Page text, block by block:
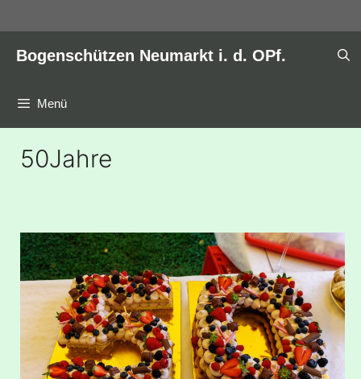
Inhalt
springen
Bogenschützen Neumarkt i. d. OPf.
Menü
50Jahre